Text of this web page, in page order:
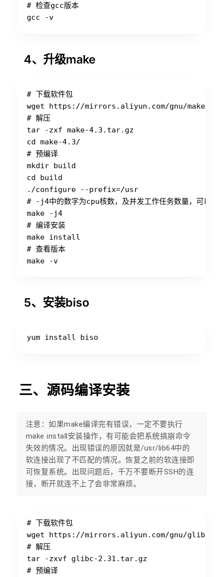
# 检查gcc版本
gcc -v
4、升级make
# 下载软件包
wget https://mirrors.aliyun.com/gnu/make/
# 解压
tar -zxf make-4.3.tar.gz
cd make-4.3/
# 预编译
mkdir build
cd build
./configure --prefix=/usr
# -j4中的数字为cpu核数，及并发工作任务数量，可以提
make -j4
# 编译安装
make install
# 查看版本
make -v
5、安装biso
三、源码编译安装
注意：如果make编译完有错误，一定不要执行
make install安装操作，有可能会把系统搞崩命令
失效的情况。出现错误的原因就是/usr/lib64​​中的
软连接出现了不匹配的情况。恢复之前的软连接即
可恢复系统。出现问题后，千万不要断开SSH的连
接，断开就连不上了会非常麻烦。
# 下载软件包
wget https://mirrors.aliyun.com/gnu/glibc/
# 解压
tar -zxvf glibc-2.31.tar.gz
# 预编译